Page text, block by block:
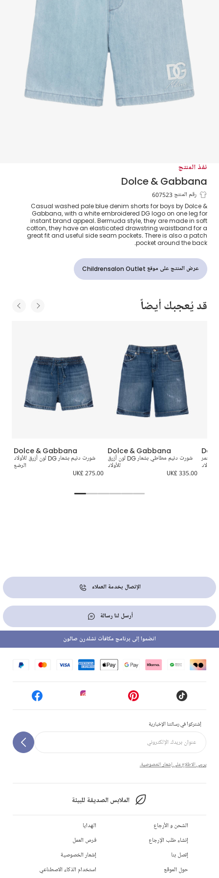
نفذ المنتج
Dolce & Gabbana
للأولاد
رقم المنتج 607523
Casual washed pale blue denim shorts for boys by Dolce &
Gabbana, with a white embroidered DG logo on one leg for
instant brand appeal. Bermuda style, they are made in soft
cotton, they have an elasticated drawstring waistband for a
great fit and useful side seam pockets. There is also a patch
pocket around the back.
عرض المنتج على موقع Childrensalon Outlet
قد يُعجبك أيضاً
Dolce & Gabbana
شورت دنيم بشعار DG لون أزرق للأولاد
الرضع
UK£ 275.00
Dolce & Gabbana
شورت دنيم مطاطي بشعار DG لون أزرق
للأولاد
UK£ 335.00
أحمر
للأولاد
الإتصال بخدمة العملاء
أرسل لنا رسالة
إشتركوا في رسالتنا الإخبارية
يرجى الاطلاع على إشعار الخصوصية.
الملابس الصديقة للبيئة
انضموا إلى برنامج مكافآت تشلدرن صالون
الشحن و الأرجاع
إنشاء طلب الإرجاع
إتصل بنا
حول الموقع
الهدايا
فرص العمل
إشعار الخصوصية
استخدام الذكاء الاصطناعي